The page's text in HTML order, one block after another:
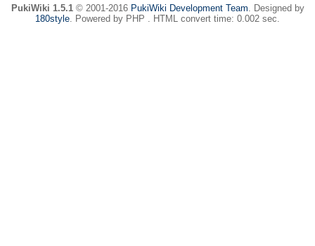
PukiWiki 1.5.1© 2001-2016 PukiWiki Development Team. Designed by
180style. Powered by PHP . HTML convert time: 0.002 sec.